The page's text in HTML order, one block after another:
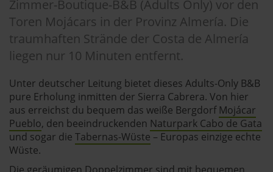
Zimmer-Boutique-B&B (Adults Only) vor den
Toren Mojácars in der Provinz Almería. Die
traumhaften Strände der Costa de Almería
liegen nur 10 Minuten entfernt.
Unter deutscher Leitung bietet dieses Adults-Only B&B
pure Erholung inmitten der Sierra Cabrera. Von hier
aus erreichst du bequem das weiße Bergdorf Mojácar
Pueblo, den beeindruckenden Naturpark Cabo de Gata
und sogar die Tabernas-Wüste – Europas einzige echte
Wüste.
Die geräumigen Doppelzimmer sind mit bequemen